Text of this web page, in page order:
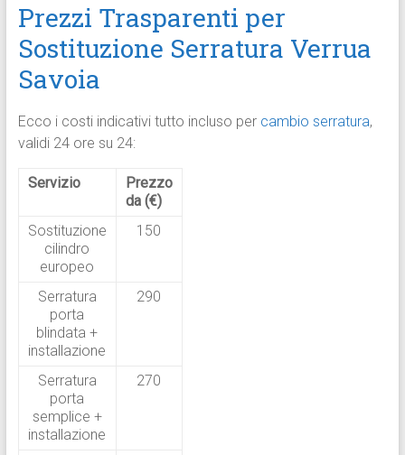
Prezzi Trasparenti per
Sostituzione Serratura Verrua
Savoia
Ecco i costi indicativi tutto incluso per cambio serratura,
validi 24 ore su 24:
Servizio
Prezzo
da (€)
Sostituzione
cilindro
europeo
150
Serratura
porta
blindata +
installazione
290
Serratura
porta
semplice +
installazione
270